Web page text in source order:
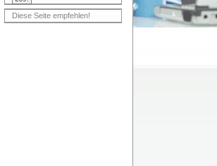
Diese Seite empfehlen!